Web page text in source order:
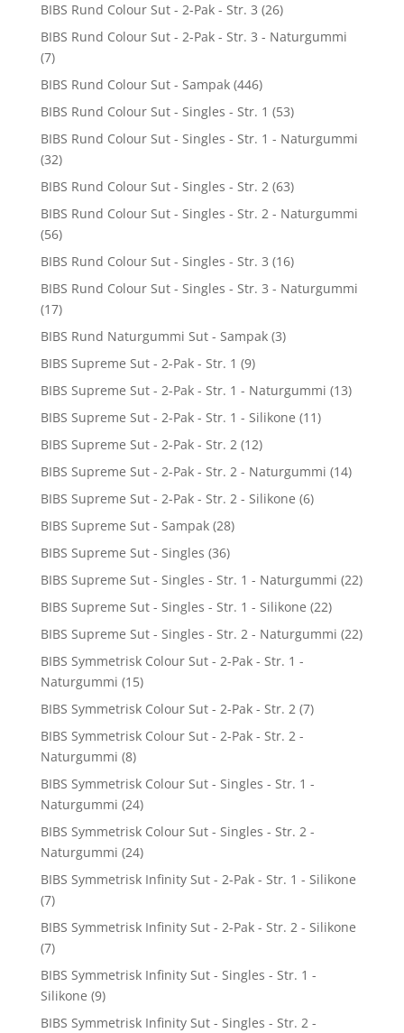
BIBS Rund Colour Sut - 2-Pak - Str. 3 (26)
BIBS Rund Colour Sut - 2-Pak - Str. 3 - Naturgummi
(7)
BIBS Rund Colour Sut - Sampak (446)
BIBS Rund Colour Sut - Singles - Str. 1 (53)
BIBS Rund Colour Sut - Singles - Str. 1 - Naturgummi
(32)
BIBS Rund Colour Sut - Singles - Str. 2 (63)
BIBS Rund Colour Sut - Singles - Str. 2 - Naturgummi
(56)
BIBS Rund Colour Sut - Singles - Str. 3 (16)
BIBS Rund Colour Sut - Singles - Str. 3 - Naturgummi
(17)
BIBS Rund Naturgummi Sut - Sampak (3)
BIBS Supreme Sut - 2-Pak - Str. 1 (9)
BIBS Supreme Sut - 2-Pak - Str. 1 - Naturgummi (13)
BIBS Supreme Sut - 2-Pak - Str. 1 - Silikone (11)
BIBS Supreme Sut - 2-Pak - Str. 2 (12)
BIBS Supreme Sut - 2-Pak - Str. 2 - Naturgummi (14)
BIBS Supreme Sut - 2-Pak - Str. 2 - Silikone (6)
BIBS Supreme Sut - Sampak (28)
BIBS Supreme Sut - Singles (36)
BIBS Supreme Sut - Singles - Str. 1 - Naturgummi (22)
BIBS Supreme Sut - Singles - Str. 1 - Silikone (22)
BIBS Supreme Sut - Singles - Str. 2 - Naturgummi (22)
BIBS Symmetrisk Colour Sut - 2-Pak - Str. 1 -
Naturgummi (15)
BIBS Symmetrisk Colour Sut - 2-Pak - Str. 2 (7)
BIBS Symmetrisk Colour Sut - 2-Pak - Str. 2 -
Naturgummi (8)
BIBS Symmetrisk Colour Sut - Singles - Str. 1 -
Naturgummi (24)
BIBS Symmetrisk Colour Sut - Singles - Str. 2 -
Naturgummi (24)
BIBS Symmetrisk Infinity Sut - 2-Pak - Str. 1 - Silikone
(7)
BIBS Symmetrisk Infinity Sut - 2-Pak - Str. 2 - Silikone
(7)
BIBS Symmetrisk Infinity Sut - Singles - Str. 1 -
Silikone (9)
BIBS Symmetrisk Infinity Sut - Singles - Str. 2 -